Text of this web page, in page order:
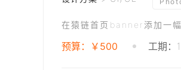
预算：￥500 工期：